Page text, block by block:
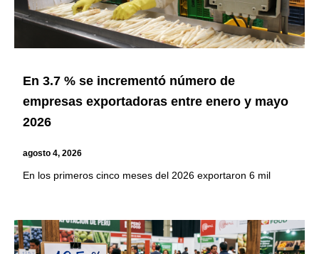
En 3.7 % se incrementó número de
empresas exportadoras entre enero y mayo
2026
agosto 4, 2026
En los primeros cinco meses del 2026 exportaron 6 mil